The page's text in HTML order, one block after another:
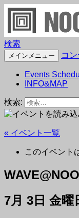
NOON +
検索
メインメニュー コ
Events
INFO&MAP
検索:
« イベント一覧
このイベント
7月 3日 金曜